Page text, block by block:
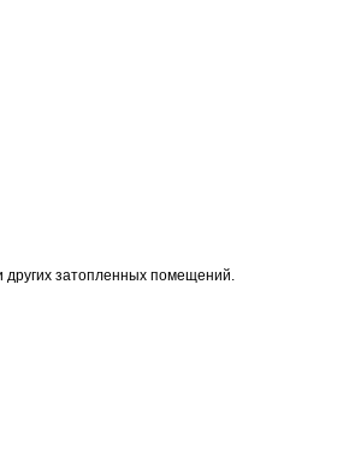
других затопленных помещений.